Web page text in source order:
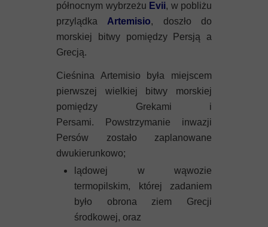
północnym wybrzeżu Evii, w pobliżu
przylądka Artemisio, doszło do
morskiej bitwy pomiędzy Persją a
Grecją.
Cieśnina Artemisio była miejscem
pierwszej wielkiej bitwy morskiej
pomiędzy Grekami i
Persami. Powstrzymanie inwazji
Persów zostało zaplanowane
dwukierunkowo;
lądowej w wąwozie
termopilskim, której zadaniem
było obrona ziem Grecji
środkowej, oraz